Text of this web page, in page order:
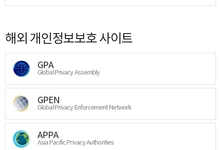
해외 개인정보보호 사이트
GPA
Global Privacy Assembly
GPEN
Global Privacy Enforcement Network
APPA
Asia Pacific Privacy Authorities